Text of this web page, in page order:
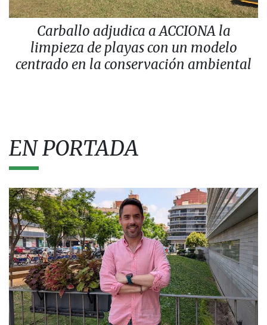
Carballo adjudica a ACCIONA la
limpieza de playas con un modelo
centrado en la conservación ambiental
EN PORTADA